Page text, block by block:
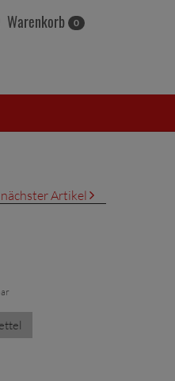
Warenkorb 0
nächster Artikel